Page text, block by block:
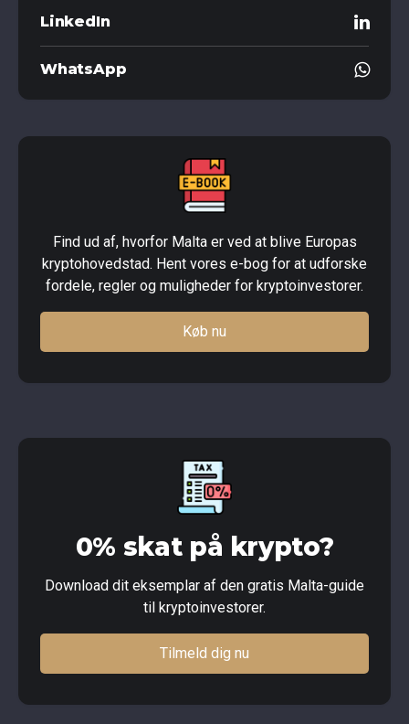
LinkedIn
WhatsApp
Find ud af, hvorfor Malta er ved at blive Europas
kryptohovedstad. Hent vores e-bog for at udforske
fordele, regler og muligheder for kryptoinvestorer.
Køb nu
0% skat på krypto?
Download dit eksemplar af den gratis Malta-guide
til kryptoinvestorer.
Tilmeld dig nu